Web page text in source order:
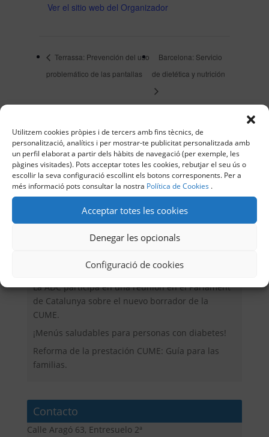
Utilitzem cookies pròpies i de tercers amb fins tècnics, de
personalització, analítics i per mostrar-te publicitat personalitzada amb
un perfil elaborat a partir dels hàbits de navegació (per exemple, les
pàgines visitades). Pots acceptar totes les cookies, rebutjar el seu ús o
escollir la seva configuració escollint els botons corresponents. Per a
més informació pots consultar la nostra Política de Cookies .
Acceptar totes les cookies
Denegar les opcionals
Configuració de cookies
Ver el sitio web del Organizador
Terrassa: Prevención del uso
problemático de las pantallas
Barcelona: Servicio
de dietética y nutrición
Buscar
Entrades recents
Valoración de la ADC sobre la incorporación de
Menú de Verano 2026
La ADC participa en una reunión en el Parlament
de Catalunya sobre el nuevo borrador de la
CUME.
¡Menús saludables para personas con diabetes!
Reforma de la prestación CUME: Guía para las
familias.
Contacto
Calle Aragó 63, Entresuelo 2ª